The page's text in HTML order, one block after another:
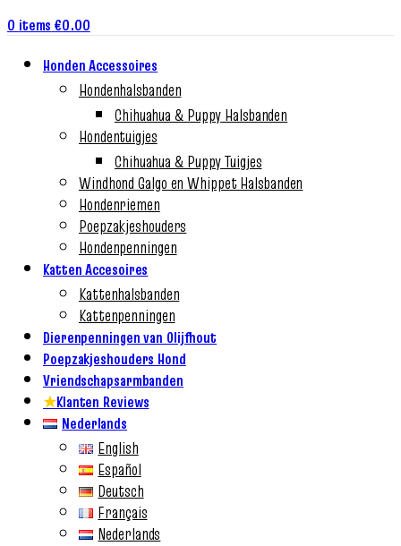
0 items €0.00
Honden Accessoires
Hondenhalsbanden
Chihuahua & Puppy Halsbanden
Hondentuigjes
Chihuahua & Puppy Tuigjes
Windhond Galgo en Whippet Halsbanden
Hondenriemen
Poepzakjeshouders
Hondenpenningen
Katten Accesoires
Kattenhalsbanden
Kattenpenningen
Dierenpenningen van Olijfhout
Poepzakjeshouders Hond
Vriendschapsarmbanden
★Klanten Reviews
Nederlands
English
Español
Deutsch
Français
Nederlands